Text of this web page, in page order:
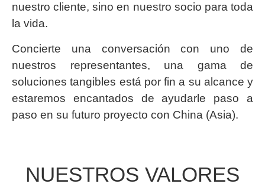
nuestro cliente, sino en nuestro socio para toda
la vida.
Concierte una conversación con uno de
nuestros representantes, una gama de
soluciones tangibles está por fin a su alcance y
estaremos encantados de ayudarle paso a
paso en su futuro proyecto con China (Asia).
NUESTROS VALORES